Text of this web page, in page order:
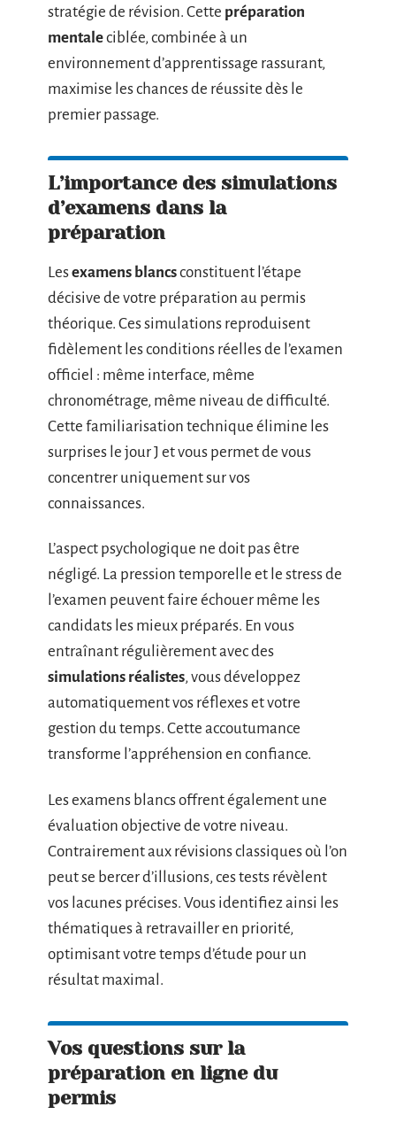
stratégie de révision. Cette préparation
mentaleciblée, combinée à un
environnement d’apprentissage rassurant,
maximise les chances de réussite dès le
premier passage.
L’importance des simulations
d’examens dans la
préparation
Lesexamens blancsconstituent l’étape
décisive de votre préparation au permis
théorique. Ces simulations reproduisent
fidèlement les conditions réelles de l’examen
officiel : même interface, même
chronométrage, même niveau de difficulté.
Cette familiarisation technique élimine les
surprises le jour J et vous permet de vous
concentrer uniquement sur vos
connaissances.
L’aspect psychologique ne doit pas être
négligé. La pression temporelle et le stress de
l’examen peuvent faire échouer même les
candidats les mieux préparés. En vous
entraînant régulièrement avec des
simulations réalistes, vous développez
automatiquement vos réflexes et votre
gestion du temps. Cette accoutumance
transforme l’appréhension en confiance.
Les examens blancs offrent également une
évaluation objective de votre niveau.
Contrairement aux révisions classiques où l’on
peut se bercer d’illusions, ces tests révèlent
vos lacunes précises. Vous identifiez ainsi les
thématiques à retravailler en priorité,
optimisant votre temps d’étude pour un
résultat maximal.
Vos questions sur la
préparation en ligne du
permis